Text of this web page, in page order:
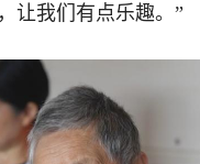
让我们有点乐趣。”